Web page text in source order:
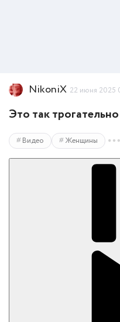
NikoniX 22 июня 2025
Это так трогательно
Видео Женщины